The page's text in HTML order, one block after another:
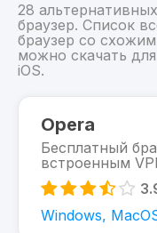
28
браузер. Список
браузер со
можно скачать
iOS.
браузер
Похожие
браузер
Opera
Бесплатный
встроенным
Windows,